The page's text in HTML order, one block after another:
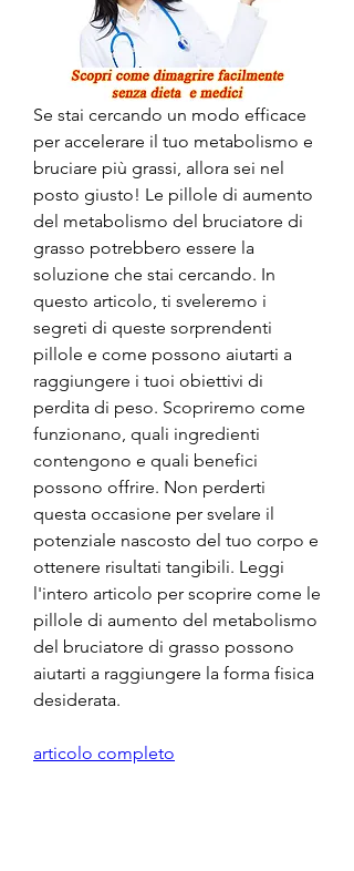
Se stai cercando un modo efficace
per accelerare il tuo metabolismo e
bruciare più grassi, allora sei nel
posto giusto! Le pillole di aumento
del metabolismo del bruciatore di
grasso potrebbero essere la
soluzione che stai cercando. In
questo articolo, ti sveleremo i
segreti di queste sorprendenti
pillole e come possono aiutarti a
raggiungere i tuoi obiettivi di
perdita di peso. Scopriremo come
funzionano, quali ingredienti
contengono e quali benefici
possono offrire. Non perderti
questa occasione per svelare il
potenziale nascosto del tuo corpo e
ottenere risultati tangibili. Leggi
l'intero articolo per scoprire come le
pillole di aumento del metabolismo
del bruciatore di grasso possono
aiutarti a raggiungere la forma fisica
desiderata.
articolo completo